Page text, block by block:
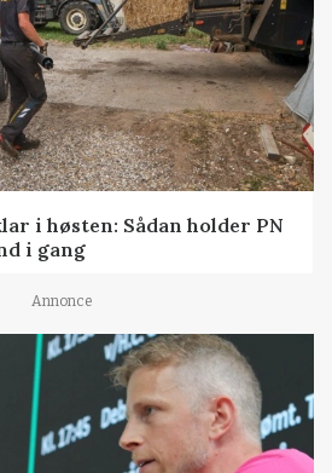
i høsten: Sådan holder PN
i gang
Annonce